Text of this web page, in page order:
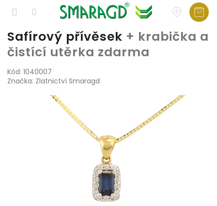
Přejít
na
obsah
Safírový přívěsek + krabička a
čistící utěrka zdarma
Kód: 1040007
Značka: Zlatnictví Smaragd